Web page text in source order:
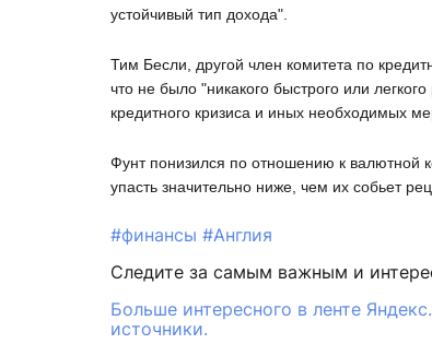
устойчивый тип дохода".
Тим Бесли, другой член комитета по
что не было "никакого быстрого или
кредитного кризиса и иных необходимых
Фунт понизился по отношению к валютной
упасть значительно ниже, чем их собьет
#финансы #Англия
Следите за самым важным и
Больше интересного в ленте
источники.